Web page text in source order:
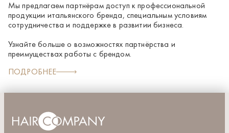
Мы предлагаем партнёрам доступ к профессиональной
продукции итальянского бренда, специальным условиям
сотрудничества и поддержке в развитии бизнеса.
Узнайте больше о возможностях партнёрства и
преимуществах работы с брендом.
ПОДРОБНЕЕ